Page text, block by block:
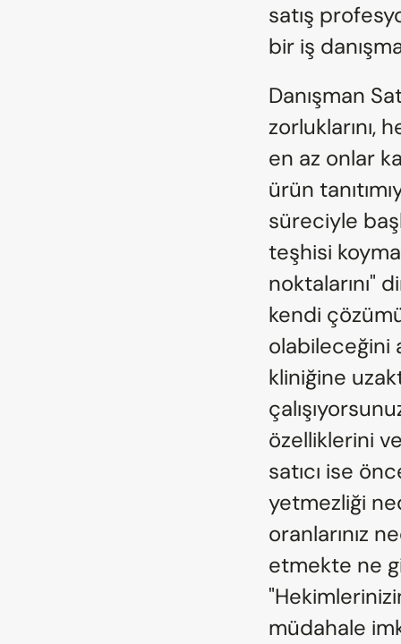
satış
bir iş
Danışman
zorluklarını,
en az onlar
ürün
süreciyle
teşhisi
noktalarını"
kendi
olabileceğini
kliniğine
özelliklerini
satıcı ise
yetmezliği
oranlarınız
etmekte ne
müdahale